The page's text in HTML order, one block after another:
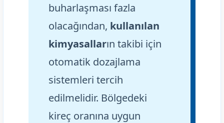
buharlaşması fazla
olacağından, kullanılan
kimyasalların takibi için
otomatik dozajlama
sistemleri tercih
edilmelidir. Bölgedeki
kireç oranına uygun